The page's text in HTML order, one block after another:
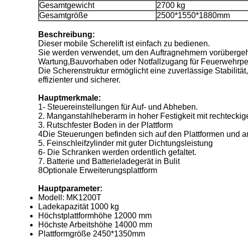
Gesamtgewicht
2700 kg
Gesamtgröße
2500*1550*1880mm
Beschreibung:
Dieser mobile Scherelift ist einfach zu bedienen.
Sie werden verwendet, um den Auftragnehmern
Wartung,Bauvorhaben oder Notfallzugang für
Die Scherenstruktur ermöglicht eine zuverlässige
effizienter und sicherer.
Hauptmerkmale:
1- Steuereinstellungen für Auf- und Abheben.
2. Manganstahlheberarm in hoher Festigkeit mit
3. Rutschfester Boden in der Plattform
4Die Steuerungen befinden sich auf den Plattformen und
5. Feinschleifzylinder mit guter Dichtungsleistung
6- Die Schranken werden ordentlich gefaltet.
7. Batterie und Batterieladegerät in Bulit
8Optionale Erweiterungsplattform
Hauptparameter:
Modell: MK1200T
Ladekapazität 1000 kg
Höchstplattformhöhe 12000 mm
Höchste Arbeitshöhe 14000 mm
Plattformgröße 2450*1350mm